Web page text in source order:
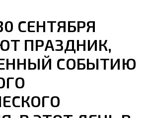
СЕНТЯБРЯ
ПРАЗДНИК,
СОБЫТИЮ